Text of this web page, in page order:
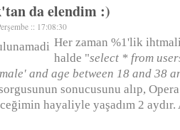
da elendim :)
:: 17:08:30
Her zaman %1'lik
halde "select * from
and age between 18 and 38
sonucusunu alıp,
hayaliyle yaşadım 2